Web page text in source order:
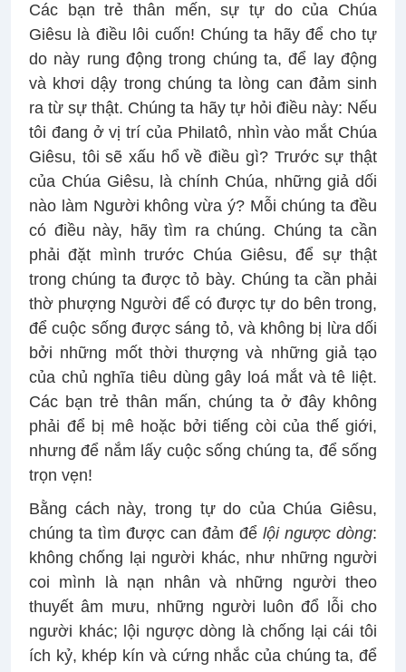
Các bạn trẻ thân mến, sự tự do của Chúa
Giêsu là điều lôi cuốn! Chúng ta hãy để cho tự
do này rung động trong chúng ta, để lay động
và khơi dậy trong chúng ta lòng can đảm sinh
ra từ sự thật. Chúng ta hãy tự hỏi điều này: Nếu
tôi đang ở vị trí của Philatô, nhìn vào mắt Chúa
Giêsu, tôi sẽ xấu hổ về điều gì? Trước sự thật
của Chúa Giêsu, là chính Chúa, những giả dối
nào làm Người không vừa ý? Mỗi chúng ta đều
có điều này, hãy tìm ra chúng. Chúng ta cần
phải đặt mình trước Chúa Giêsu, để sự thật
trong chúng ta được tỏ bày. Chúng ta cần phải
thờ phượng Người để có được tự do bên trong,
để cuộc sống được sáng tỏ, và không bị lừa dối
bởi những mốt thời thượng và những giả tạo
của chủ nghĩa tiêu dùng gây loá mắt và tê liệt.
Các bạn trẻ thân mấn, chúng ta ở đây không
phải để bị mê hoặc bởi tiếng còi của thế giới,
nhưng để nắm lấy cuộc sống chúng ta, để sống
trọn vẹn!
Bằng cách này, trong tự do của Chúa Giêsu,
chúng ta tìm được can đảm để lội ngược dòng:
không chống lại người khác, như những người
coi mình là nạn nhân và những người theo
thuyết âm mưu, những người luôn đổ lỗi cho
người khác; lội ngược dòng là chống lại cái tôi
ích kỷ, khép kín và cứng nhắc của chúng ta, để